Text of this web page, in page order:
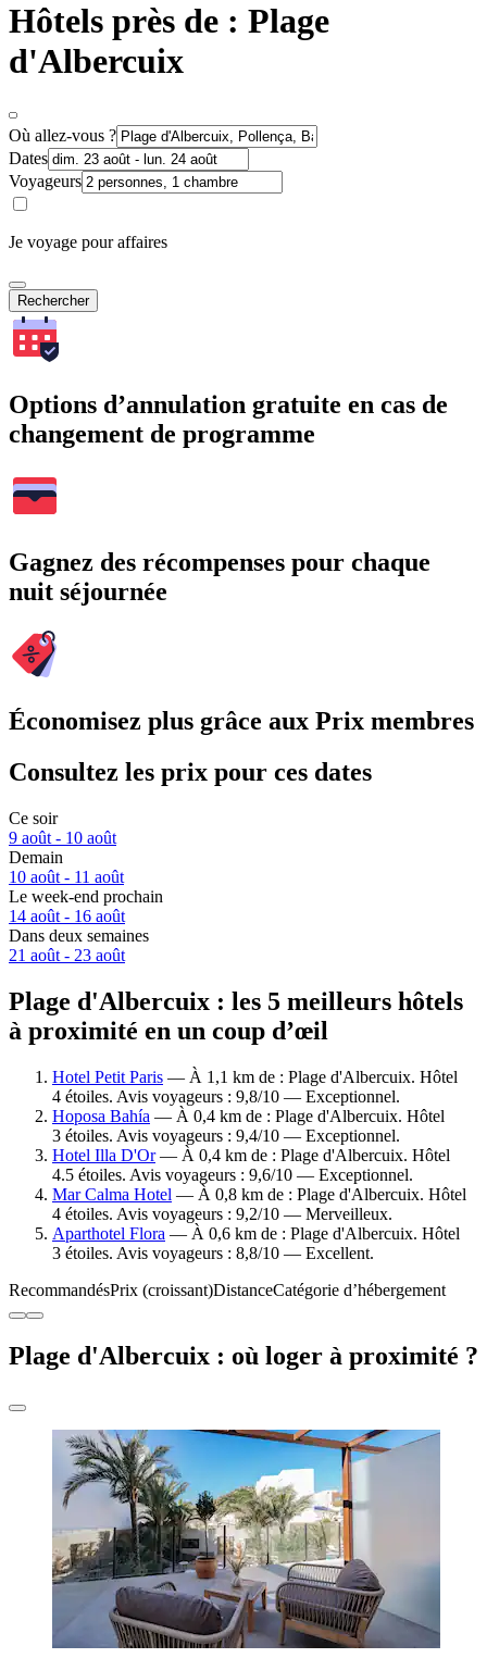
Hôtels près de : Plage
d'Albercuix
Où allez-vous ?
Dates
Voyageurs
Je voyage pour affaires
Rechercher
Options d’annulation gratuite en cas de
changement de programme
Gagnez des récompenses pour chaque
nuit séjournée
Économisez plus grâce aux Prix membres
Consultez les prix pour ces dates
Ce soir
9 août - 10 août
Demain
10 août - 11 août
Le week-end prochain
14 août - 16 août
Dans deux semaines
21 août - 23 août
Plage d'Albercuix : les 5 meilleurs hôtels
à proximité en un coup d’œil
Hotel Petit Paris — À 1,1 km de : Plage d'Albercuix. Hôtel
4 étoiles. Avis voyageurs : 9,8/10 — Exceptionnel.
Hoposa Bahía — À 0,4 km de : Plage d'Albercuix. Hôtel
3 étoiles. Avis voyageurs : 9,4/10 — Exceptionnel.
Hotel Illa D'Or— À 0,4 km de : Plage d'Albercuix. Hôtel
4.5 étoiles. Avis voyageurs : 9,6/10 — Exceptionnel.
Mar Calma Hotel — À 0,8 km de : Plage d'Albercuix. Hôtel
4 étoiles. Avis voyageurs : 9,2/10 — Merveilleux.
Aparthotel Flora — À 0,6 km de : Plage d'Albercuix. Hôtel
3 étoiles. Avis voyageurs : 8,8/10 — Excellent.
RecommandésPrix (croissant)DistanceCatégorie d’hébergement
Plage d'Albercuix : où loger à proximité ?